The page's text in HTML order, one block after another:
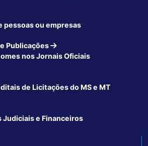
pessoas ou empresas
Publicações
nos Jornais Oficiais
de Licitações do MS e MT
Judiciais e Financeiros